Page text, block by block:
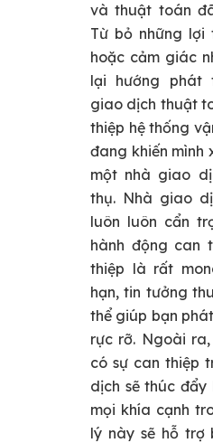
và thuật toán
Từ bỏ những lợi
hoặc cảm giác
lại hướng phát
giao dịch thuật
thiệp hệ thống
đang khiến mình
một nhà giao
thụ. Nhà giao
luôn luôn cẩn
hành động can
thiệp là rất
hạn, tin tưởng
thể giúp bạn
rực rỡ. Ngoài
có sự can thiệp
dịch sẽ thúc đẩy
mọi khía cạnh
lý này sẽ hỗ trợ